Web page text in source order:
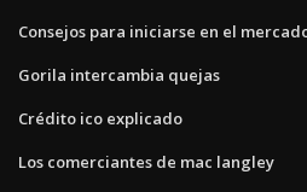
Consejos para iniciarse en el
Gorila intercambia quejas
Crédito ico explicado
Los comerciantes de mac langley